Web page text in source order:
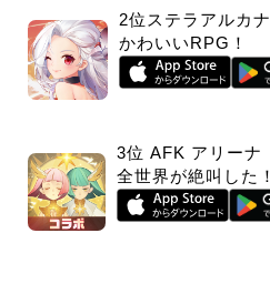
2位ステラアルカナ
かわいいRPG！
3位 AFK アリーナ
全世界が絶叫した！